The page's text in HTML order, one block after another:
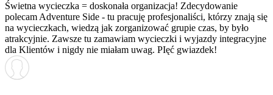
Świetna wycieczka = doskonała organizacja! Zdecydowanie
polecam Adventure Side - tu pracuję profesjonaliści, którzy znają się
na wycieczkach, wiedzą jak zorganizować grupie czas, by było
atrakcyjnie. Zawsze tu zamawiam wycieczki i wyjazdy integracyjne
dla Klientów i nigdy nie miałam uwag. PIęć gwiazdek!